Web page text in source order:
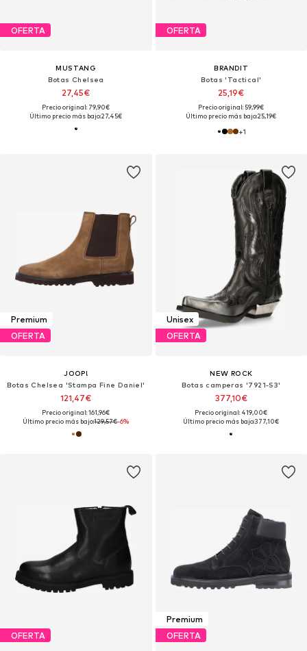
OFERTA
MUSTANG
Botas Chelsea
27,45€
Precio original: 79,90€
Último precio más bajo:27,45€
OFERTA
BRANDIT
Botas 'Tactical'
25,19€
Precio original: 59,99€
Último precio más bajo:25,19€
+1
Premium
OFERTA
JOOP!
Botas Chelsea 'Stampa Fine Daniel'
121,47€
Precio original: 161,96€
Último precio más bajo:129,57€-6%
Unisex
OFERTA
NEW ROCK
Botas camperas '7921-S3'
377,10€
Precio original: 419,00€
Último precio más bajo:377,10€
OFERTA
Premium
OFERTA